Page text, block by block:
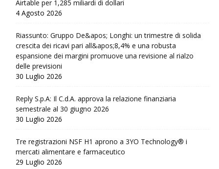
Airtable per 1,285 miliardi di dollari
4 Agosto 2026
Riassunto: Gruppo De&apos; Longhi: un trimestre di solida
crescita dei ricavi pari all&apos;8,4% e una robusta
espansione dei margini promuove una revisione al rialzo
delle previsioni
30 Luglio 2026
Reply S.p.A: Il C.d.A. approva la relazione finanziaria
semestrale al 30 giugno 2026
30 Luglio 2026
Tre registrazioni NSF H1 aprono a 3YO Technology® i
mercati alimentare e farmaceutico
29 Luglio 2026